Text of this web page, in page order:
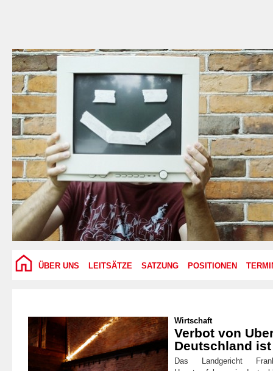
ÜBER UNS LEITSÄTZE SATZUNG POSITIONEN
Wirtschaft
Verbot von
Deutschland
Das Landgericht